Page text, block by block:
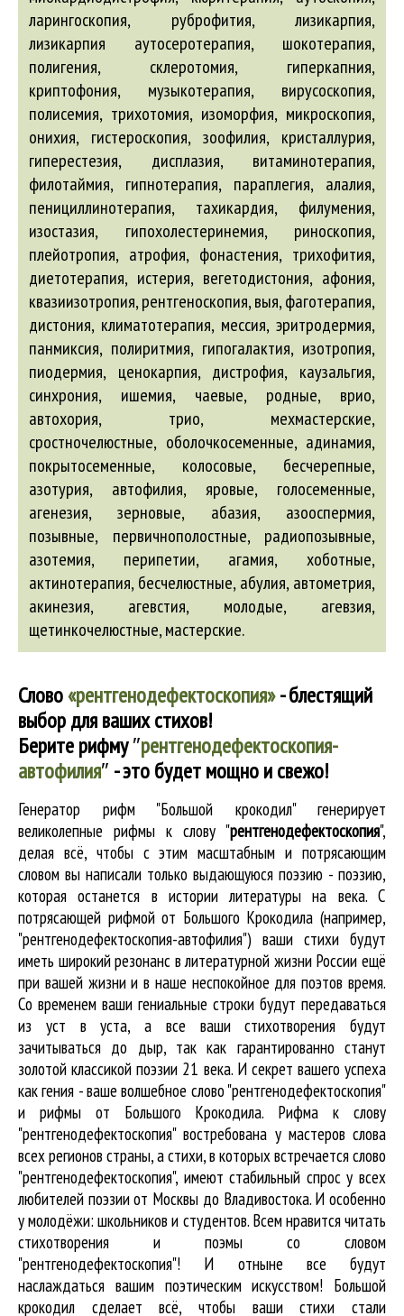
ларингоскопия, руброфития, лизикарпия,
лизикарпия аутосеротерапия, шокотерапия,
полигения, склеротомия, гиперкапния,
криптофония, музыкотерапия, вирусоскопия,
полисемия, трихотомия, изоморфия, микроскопия,
онихия, гистероскопия, зоофилия, кристаллурия,
гиперестезия, дисплазия, витаминотерапия,
филотаймия, гипнотерапия, параплегия, алалия,
пенициллинотерапия, тахикардия, филумения,
изостазия, гипохолестеринемия, риноскопия,
плейотропия, атрофия, фонастения, трихофития,
диетотерапия, истерия, вегетодистония, афония,
квазиизотропия, рентгеноскопия, выя, фаготерапия,
дистония, климатотерапия, мессия, эритродермия,
панмиксия, полиритмия, гипогалактия, изотропия,
пиодермия, ценокарпия, дистрофия, каузальгия,
синхрония, ишемия, чаевые, родные, врио,
автохория, трио, мехмастерские,
сростночелюстные, оболочкосеменные, адинамия,
покрытосеменные, колосовые, бесчерепные,
азотурия, автофилия, яровые, голосеменные,
агенезия, зерновые, абазия, азооспермия,
позывные, первичнополостные, радиопозывные,
азотемия, перипетии, агамия, хоботные,
актинотерапия, бесчелюстные,абулия,автометрия,
акинезия, агевстия, молодые, агевзия,
щетинкочелюстные, мастерские.
Слово«рентгенодефектоскопия»- блестящий
выбор для ваших стихов!
Берите рифму″рентгенодефектоскопия-
автофилия″ - это будет мощно и свежо!
Генератор рифм "Большой крокодил" генерирует
великолепные рифмы к слову "рентгенодефектоскопия",
делая всё, чтобы с этим масштабным и потрясающим
словом вы написали только выдающуюся поэзию - поэзию,
которая останется в истории литературы на века. С
потрясающей рифмой от Большого Крокодила (например,
"рентгенодефектоскопия-автофилия") ваши стихи будут
иметь широкий резонанс в литературной жизни России ещё
при вашей жизни и в наше неспокойное для поэтов время.
Со временем ваши гениальные строки будут передаваться
из уст в уста, а все ваши стихотворения будут
зачитываться до дыр, так как гарантированно станут
золотой классикой поэзии 21 века. И секрет вашего успеха
как гения - ваше волшебное слово "рентгенодефектоскопия"
и рифмы от Большого Крокодила. Рифма к слову
"рентгенодефектоскопия" востребована у мастеров слова
всех регионов страны, а стихи, в которых встречаетсяслово
"рентгенодефектоскопия", имеют стабильный спрос у всех
любителей поэзии от Москвы до Владивостока. И особенно
у молодёжи: школьников и студентов. Всем нравится читать
стихотворения и поэмы со словом
"рентгенодефектоскопия"! И отныне все будут
наслаждаться вашим поэтическим искусством! Большой
крокодил cделает всё, чтобы ваши стихи стали